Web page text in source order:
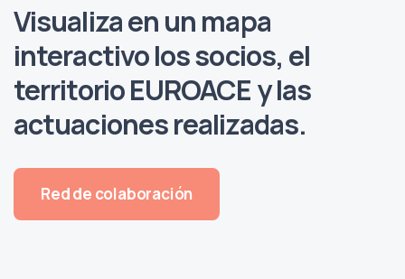
Visualiza en unmapa
interactivolos socios, el
territorio EUROACE y las
actuaciones realizadas.
Red de colaboración